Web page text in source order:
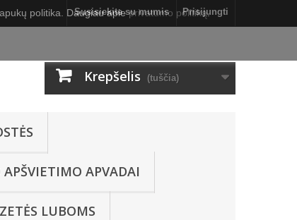
Prisijungti
Susisiekite su mumis
Krepšelis (tuščia)
APŠVIETIMO APVADAI
LUBOMS
politika. Daugiau apieprivatumo politiką.